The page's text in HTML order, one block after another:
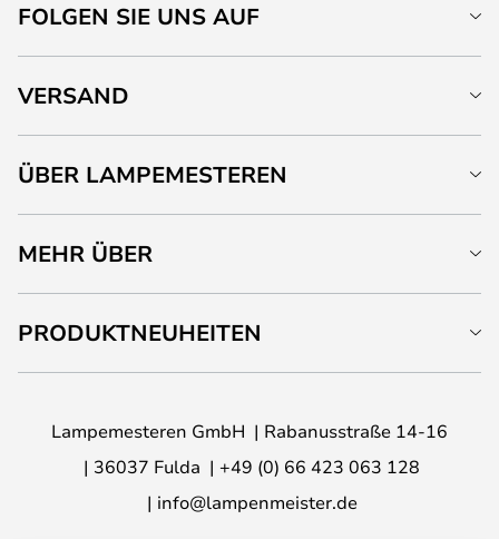
FOLGEN SIE UNS AUF
VERSAND
ÜBER LAMPEMESTEREN
MEHR ÜBER
PRODUKTNEUHEITEN
Lampemesteren GmbH
Rabanusstraße 14-16
36037 Fulda
+49 (0) 66 423 063 128
info@lampenmeister.de